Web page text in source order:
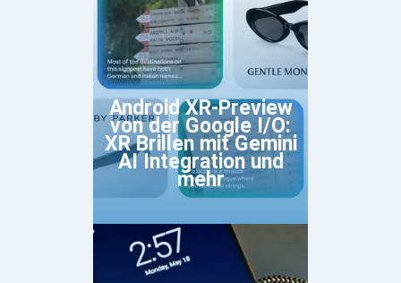
Android XR-Preview
von der Google I/O:
XR Brillen mit Gemini
AI Integration und
mehr